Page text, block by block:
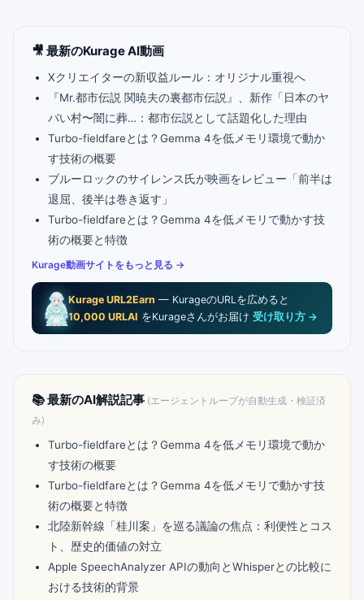
🎥 最新のKurage AI動画
Xクリエイターの新収益ルール：オリジナル重視へ
『Mr.都市伝説 関暁夫の裏都市伝説』、新作「日本のヤ
バい村〜闇に葬…：都市伝説として話題化した理由
Turbo-fieldfareとは？Gemma 4を低メモリ環境で動か
す技術の概要
ブルーロックのサイレンス氏が映画をレビュー「前半は
退屈、後半は巻き返す」
Turbo-fieldfareとは？Gemma 4を低メモリで動かす技
術の概要と特徴
Kurage動画サイトをもっと見る →
Kurage URL2Earn — KurageのURLを広めると
10,000 URLAI をKurageさんがお届け受け取り方 →
📚 最新のAI解説記事 (エージェントループが自動生成・検証済
み)
Turbo-fieldfareとは？Gemma 4を低メモリ環境で動か
す技術の概要
Turbo-fieldfareとは？Gemma 4を低メモリで動かす技
術の概要と特徴
北陸新幹線「桂川案」を巡る議論の焦点：利便性とコス
ト、歴史的価値の対立
Apple SpeechAnalyzer APIの動向とWhisperとの比較に
おける技術的背景